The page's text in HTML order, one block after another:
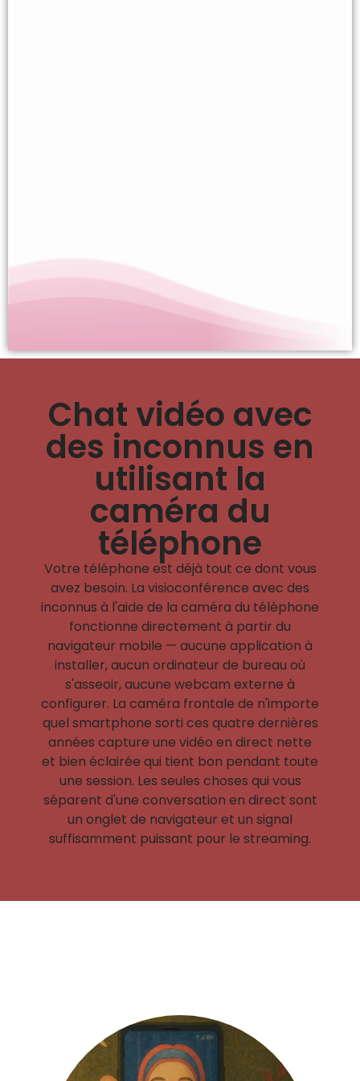
Chat vidéo avec
des inconnus en
utilisant la
caméra du
téléphone
Votre téléphone est déjà tout ce dont vous
avez besoin. La visioconférence avec des
inconnus à l'aide de la caméra du téléphone
fonctionne directement à partir du
navigateur mobile — aucune application à
installer, aucun ordinateur de bureau où
s'asseoir, aucune webcam externe à
configurer. La caméra frontale de n'importe
quel smartphone sorti ces quatre dernières
années capture une vidéo en direct nette
et bien éclairée qui tient bon pendant toute
une session. Les seules choses qui vous
séparent d'une conversation en direct sont
un onglet de navigateur et un signal
suffisamment puissant pour le streaming.